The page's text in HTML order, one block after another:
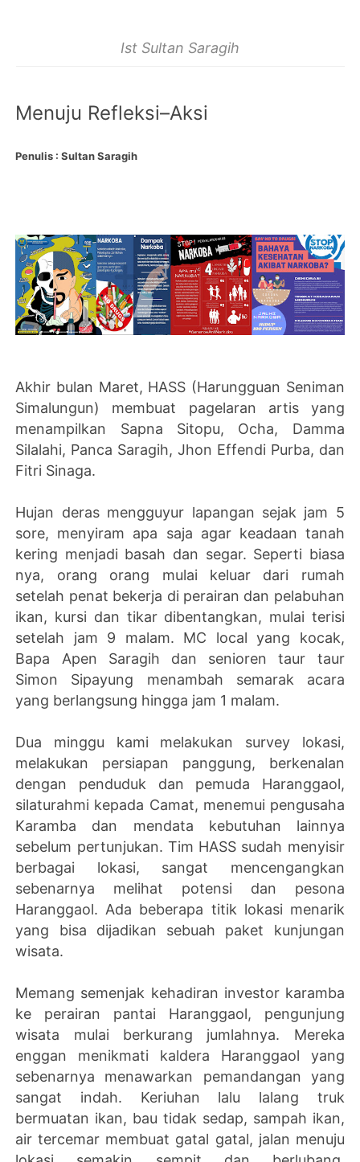
Ist Sultan Saragih
Menuju Refleksi–Aksi
Penulis : Sultan Saragih
Akhir bulan Maret, HASS (Harungguan Seniman
Simalungun) membuat pagelaran artis yang
menampilkan Sapna Sitopu, Ocha, Damma
Silalahi, Panca Saragih, Jhon Effendi Purba, dan
Fitri Sinaga.
Hujan deras mengguyur lapangan sejak jam 5
sore, menyiram apa saja agar keadaan tanah
kering menjadi basah dan segar. Seperti biasa
nya, orang orang mulai keluar dari rumah
setelah penat bekerja di perairan dan pelabuhan
ikan, kursi dan tikar dibentangkan, mulai terisi
setelah jam 9 malam. MC local yang kocak,
Bapa Apen Saragih dan senioren taur taur
Simon Sipayung menambah semarak acara
yang berlangsung hingga jam 1 malam.
Dua minggu kami melakukan survey lokasi,
melakukan persiapan panggung, berkenalan
dengan penduduk dan pemuda Haranggaol,
silaturahmi kepada Camat, menemui pengusaha
Karamba dan mendata kebutuhan lainnya
sebelum pertunjukan. Tim HASS sudah menyisir
berbagai lokasi, sangat mencengangkan
sebenarnya melihat potensi dan pesona
Haranggaol. Ada beberapa titik lokasi menarik
yang bisa dijadikan sebuah paket kunjungan
wisata.
Memang semenjak kehadiran investor karamba
ke perairan pantai Haranggaol, pengunjung
wisata mulai berkurang jumlahnya. Mereka
enggan menikmati kaldera Haranggaol yang
sebenarnya menawarkan pemandangan yang
sangat indah. Keriuhan lalu lalang truk
bermuatan ikan, bau tidak sedap, sampah ikan,
air tercemar membuat gatal gatal, jalan menuju